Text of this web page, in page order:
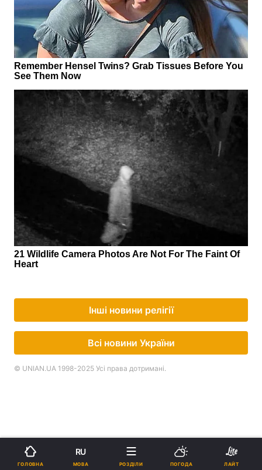
Інші новини релігії
Всі новини України
© UNIAN.UA 1998-2025 Усі права дотримані.
ГОЛОВНА
RU
МОВА РОЗДІЛИ ПОГОДА ЛАЙТ